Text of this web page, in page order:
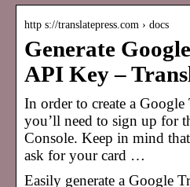
http s://translatepress.com › docs
Generate
API Key –
In order to create a
you’ll need to sign up for
Console. Keep in mind
ask for your card …
Easily generate a Google